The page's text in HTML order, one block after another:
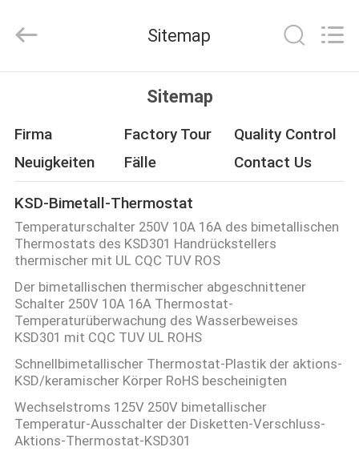
PRODUKTE
VR
SHOW
ÜBER
UNS
FABRIK
TOUR
QUALITÄTSKONTROLLE
Electric
Rights
Sitemap
Sitemap
Firma Factory Tour
Quality Control
Neuigkeiten
Fälle Contact Us
KSD-Bimetall-Thermostat
Temperaturschalter 250V 10A 16A des bimetallischen
Thermostats des KSD301 Handrückstellers
thermischer mit UL CQC TUV ROS
Der bimetallischen thermischer abgeschnittener
Schalter 250V 10A 16A Thermostat-
Temperaturüberwachung des Wasserbeweises
KSD301 mit CQC TUV UL ROHS
Schnellbimetallischer Thermostat-Plastik der aktions-
KSD/keramischer Körper RoHS bescheinigten
Wechselstroms 125V 250V bimetallischer
Temperatur-Ausschalter der Disketten-Verschluss-
Aktions-Thermostat-KSD301